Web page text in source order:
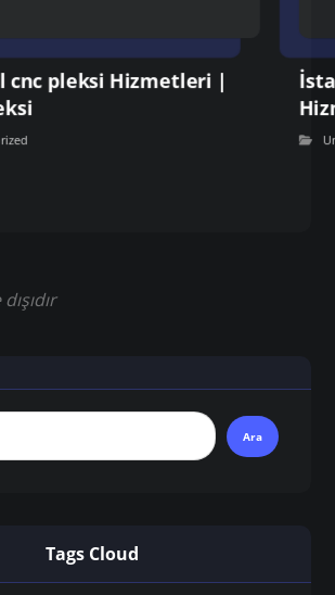
cnc pleksi Hizmetleri |
Tags Cloud